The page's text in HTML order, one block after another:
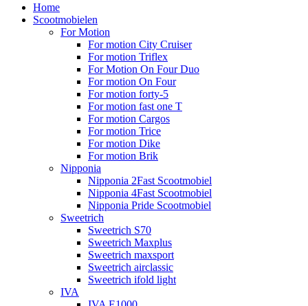
Home
Scootmobielen
For Motion
For motion City Cruiser
For motion Triflex
For Motion On Four Duo
For motion On Four
For motion forty-5
For motion fast one T
For motion Cargos
For motion Trice
For motion Dike
For motion Brik
Nipponia
Nipponia 2Fast Scootmobiel
Nipponia 4Fast Scootmobiel
Nipponia Pride Scootmobiel
Sweetrich
Sweetrich S70
Sweetrich Maxplus
Sweetrich maxsport
Sweetrich airclassic
Sweetrich ifold light
IVA